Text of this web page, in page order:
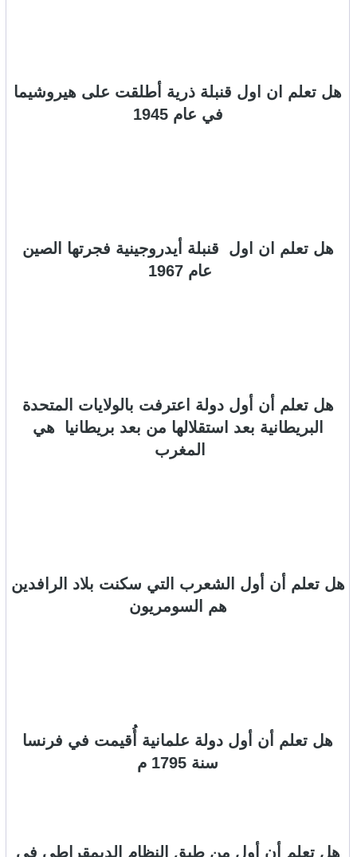
هل تعلم ان اول قنبلة ذرية أطلقت على هيروشيما
في عام 1945
هل تعلم ان اول قنبلة أيدروجينية فجرتها الصين
عام 1967
هل تعلم أن أول دولة اعترفت بالولايات المتحدة
البريطانية بعد استقلالها من بعد بريطانيا هي
المغرب
هل تعلم أن أول الشعرب التي سكنت بلاد الرافدين
هم السومريون
هل تعلم أن أول دولة علمانية أُقيمت في فرنسا
سنة 1795 م
هل تعلم أن أول من طبق النظام الديمقراطي في